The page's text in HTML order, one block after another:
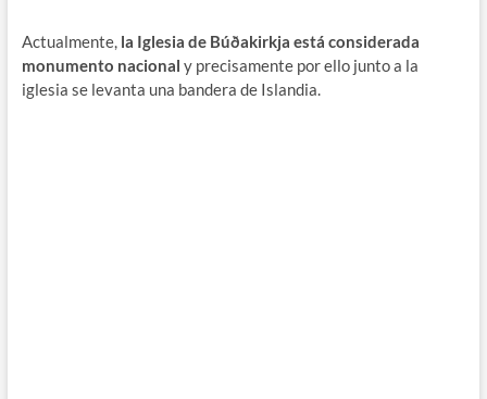
Actualmente, la Iglesia de Búðakirkja está considerada
monumento nacional y precisamente por ello junto a la
iglesia se levanta una bandera de Islandia.